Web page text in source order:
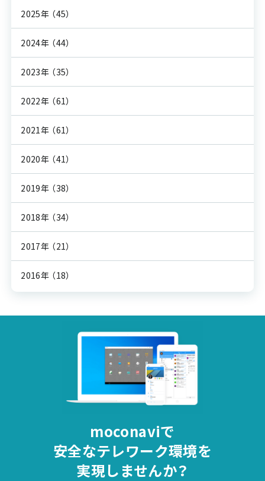
2025年 （45）
2024年 （44）
2023年 （35）
2022年 （61）
2021年 （61）
2020年 （41）
2019年 （38）
2018年 （34）
2017年 （21）
2016年 （18）
moconaviで
安全なテレワーク環境を
実現しませんか？